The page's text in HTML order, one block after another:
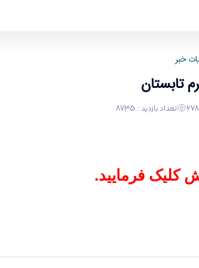
خبر
تعداد بازدید : 8735
کلیک فرمایید.